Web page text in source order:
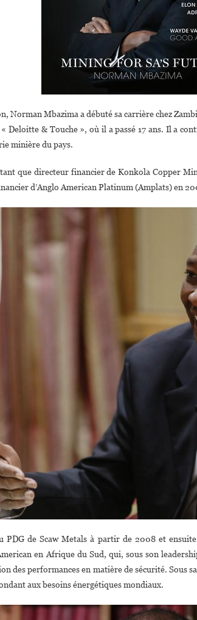
Norman Mbazima a débuté sa carrière chez
Deloitte & Touche », où il a passé 17 ans. Il a
minière du pays.
que directeur financier de Konkola Copper
d’Anglo American Platinum (Amplats) en
PDG de Scaw Metals à partir de 2008 et
en Afrique du Sud, qui, sous son
des performances en matière de sécurité. Sous
aux besoins énergétiques mondiaux.